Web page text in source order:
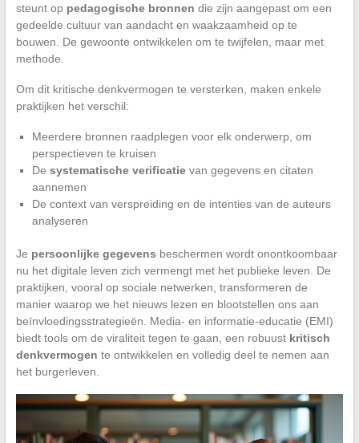
steunt op pedagogische bronnen die zijn aangepast om een
gedeelde cultuur van aandacht en waakzaamheid op te
bouwen. De gewoonte ontwikkelen om te twijfelen, maar met
methode.
Om dit kritische denkvermogen te versterken, maken enkele
praktijken het verschil:
Meerdere bronnen raadplegen voor elk onderwerp, om
perspectieven te kruisen
De systematische verificatievan gegevens en citaten
aannemen
De context van verspreiding en de intenties van de auteurs
analyseren
Je persoonlijke gegevens beschermen wordt onontkoombaar
nu het digitale leven zich vermengt met het publieke leven. De
praktijken, vooral op sociale netwerken, transformeren de
manier waarop we het nieuws lezen en blootstellen ons aan
beïnvloedingsstrategieën. Media- en informatie-educatie (EMI)
biedt tools om de viraliteit tegen te gaan, een robuust kritisch
denkvermogen te ontwikkelen en volledig deel te nemen aan
het burgerleven.